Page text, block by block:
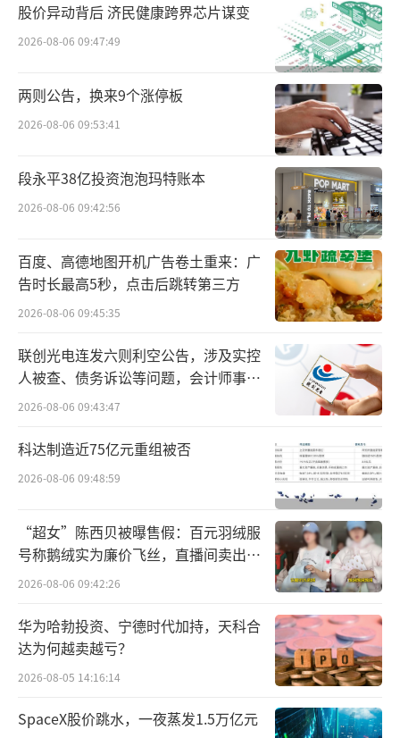
从行业分布看，根据申万二级行业分类，
汽车零部件有45家，占比44.1%；电池、消费
电子各有5家，占比4.9%；汽车服务、专用设
备各有4家，占比3.9%。
从地域分布看，根据省份划分，浙江、江
苏各有16家，占比15.7%；广东有14家，占比1
3.7%；上海有10家，占比9.8%；北京有9家，
占比8.8%；福建有7家，占比6.9%。
从市值分布情况看，50亿以下有31家；50
亿-100亿有31家；100亿-500亿有34家；500亿
股价异动背后 济民健康跨界芯片谋变
2026-08-06 09:47:49
两则公告，换来9个涨停板
2026-08-06 09:53:41
段永平38亿投资泡泡玛特账本
2026-08-06 09:42:56
百度、高德地图开机广告卷土重来：广
告时长最高5秒，点击后跳转第三方
2026-08-06 09:45:35
联创光电连发六则利空公告，涉及实控
人被查、债务诉讼等问题，会计师事务
所曾出具“保留意见”
2026-08-06 09:43:47
科达制造近75亿元重组被否
2026-08-06 09:48:59
“超女”陈西贝被曝售假：百元羽绒服
号称鹅绒实为廉价飞丝，直播间卖出超
百万元
2026-08-06 09:42:26
华为哈勃投资、宁德时代加持，天科合
达为何越卖越亏？
2026-08-05 14:16:14
SpaceX股价跳水，一夜蒸发1.5万亿元